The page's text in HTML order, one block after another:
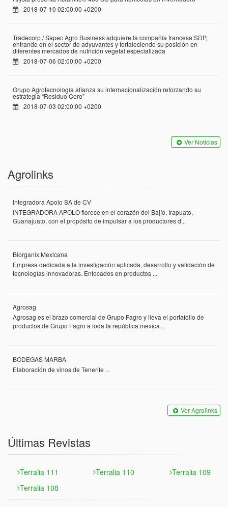
2018-07-10 02:00:00 +0200
Tradecorp / Sapec Agro Business adquiere la compañía francesa SDP,
entrando en el sector de adyuvantes y fortaleciendo su posición en
diferentes mercados de nutrición vegetal especializada
2018-07-06 02:00:00 +0200
Grupo Agrotecnología afianza su internacionalización reforzando su
estrategia “Residuo Cero”
2018-07-03 02:00:00 +0200
Ver Noticias
Agrolinks
Integradora Apolo SA de CV
INTEGRADORA APOLO florece en el corazón del Bajío, Irapuato,
Guanajuato, con el propósito de impulsar a los productores d...
Biorganix Mexicana
Empresa dedicada a la investigación aplicada, desarrollo y validación de
tecnologías innovadoras. Enfocados en productos ...
Agrosag
Agrosag es el brazo comercial de Grupo Fagro y lleva el portafolio de
productos de Grupo Fagro a toda la república mexica...
BODEGAS MARBA
Elaboración de vinos de Tenerife ...
Ver Agrolinks
Últimas Revistas
Terralia 111 Terralia 110
Terralia 109
Terralia 108